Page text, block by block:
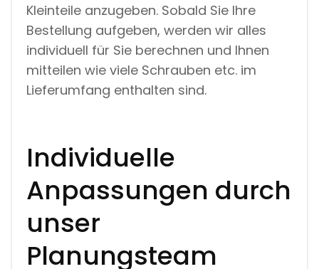
Kleinteile anzugeben. Sobald Sie Ihre
Bestellung aufgeben, werden wir alles
individuell für Sie berechnen und Ihnen
mitteilen wie viele Schrauben etc. im
Lieferumfang enthalten sind.
Individuelle
Anpassungen durch
unser
Planungsteam